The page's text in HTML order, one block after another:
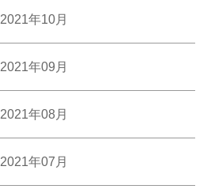
2021年10月
2021年09月
2021年08月
2021年07月